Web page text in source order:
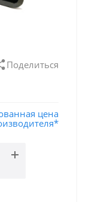
Поделиться
цена